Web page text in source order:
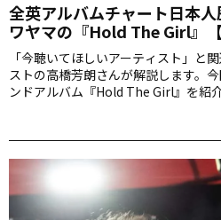
全英アルバムチャート日本
ワヤマの『Hold The Girl』
「今聴いてほしいアーティスト」と
ストの高橋芳朗さんが解説します。
ンドアルバム『Hold The Girl』を紹介